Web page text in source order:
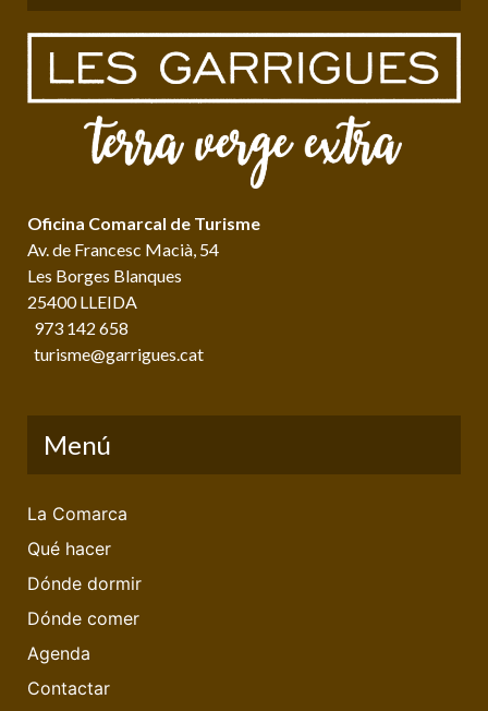
Oficina Comarcal de Turisme
Av. de Francesc Macià, 54
Les Borges Blanques
25400 LLEIDA
973 142 658
turisme@garrigues.cat
Menú
La Comarca
Qué hacer
Dónde dormir
Dónde comer
Agenda
Contactar